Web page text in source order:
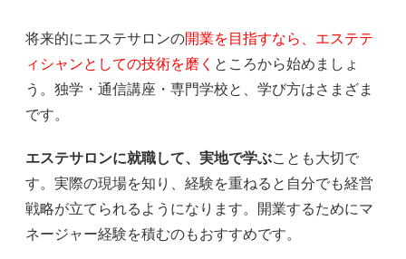
将来的にエステサロンの開業を目指すなら、エステテ
ィシャンとしての技術を磨く ところから始めましょ
う。独学・通信講座・専門学校と、学び方はさまざま
です。
エステサロンに就職して、実地で学ぶことも大切で
す。実際の現場を知り、経験を重ねると自分でも経営
戦略が立てられるようになります。開業するためにマ
ネージャー経験を積むのもおすすめです。